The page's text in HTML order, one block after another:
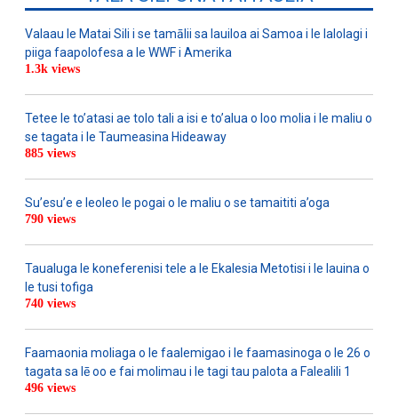
Valaau le Matai Sili i se tamālii sa lauiloa ai Samoa i le lalolagi i
piiga faapolofesa a le WWF i Amerika
1.3k views
Tetee le to’atasi ae tolo tali a isi e to’alua o loo molia i le maliu o
se tagata i le Taumeasina Hideaway
885 views
Su’esu’e e leoleo le pogai o le maliu o se tamaititi a’oga
790 views
Taualuga le koneferenisi tele a le Ekalesia Metotisi i le lauina o
le tusi tofiga
740 views
Faamaonia moliaga o le faalemigao i le faamasinoga o le 26 o
tagata sa lē oo e fai molimau i le tagi tau palota a Falealili 1
496 views